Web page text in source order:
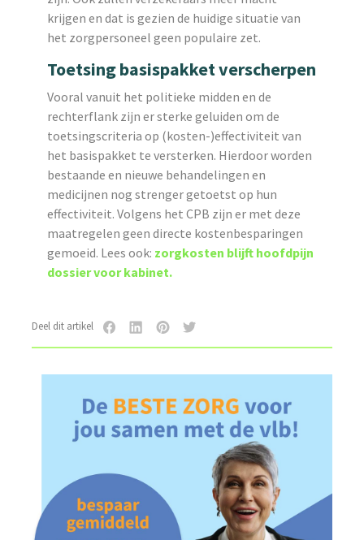
krijgen en dat is gezien de huidige situatie van
het zorgpersoneel geen populaire zet.
Toetsing basispakket verscherpen
Vooral vanuit het politieke midden en de
rechterflank zijn er sterke geluiden om de
toetsingscriteria op (kosten-)effectiviteit van
het basispakket te versterken. Hierdoor worden
bestaande en nieuwe behandelingen en
medicijnen nog strenger getoetst op hun
effectiviteit. Volgens het CPB zijn er met deze
maatregelen geen directe kostenbesparingen
gemoeid. Lees ook: zorgkosten blijft hoofdpijn
dossier voor kabinet.
Deel dit artikel